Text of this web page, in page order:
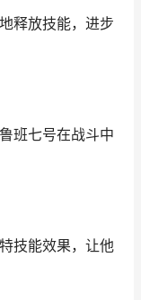
释放技能，进步
班七号在战斗中
技能效果，让他